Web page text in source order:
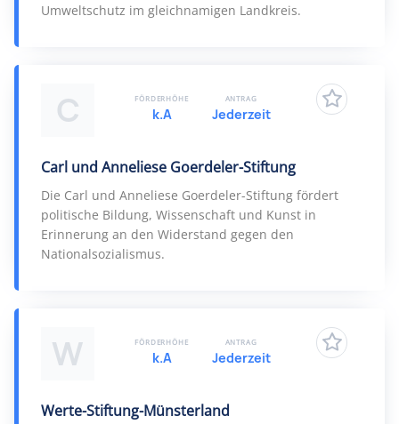
Umweltschutz im gleichnamigen Landkreis.
C
Carl und Anneliese Goerdeler-Stiftung
Die Carl und Anneliese Goerdeler-Stiftung fördert
politische Bildung, Wissenschaft und Kunst in
Erinnerung an den Widerstand gegen den
Nationalsozialismus.
FÖRDERHÖHE
k.A
ANTRAG
Jederzeit
W
Werte-Stiftung-Münsterland
FÖRDERHÖHE
k.A
ANTRAG
Jederzeit